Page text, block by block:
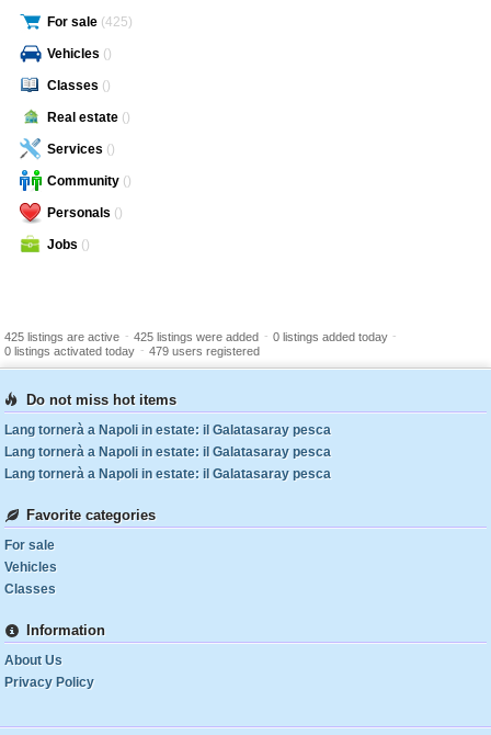
For sale (425)
Vehicles ()
Classes ()
Real estate ()
Services ()
Community ()
Personals ()
Jobs ()
425 listings are active - 425 listings were added - 0 listings added today -
0 listings activated today - 479 users registered
Do not miss hot items
Lang tornerà a Napoli in estate: il Galatasaray pesca
Lang tornerà a Napoli in estate: il Galatasaray pesca
Lang tornerà a Napoli in estate: il Galatasaray pesca
Favorite categories
For sale
Vehicles
Classes
Information
About Us
Privacy Policy